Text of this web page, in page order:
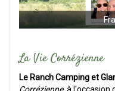
La Vie Corrézienne
Le Ranch Camping et